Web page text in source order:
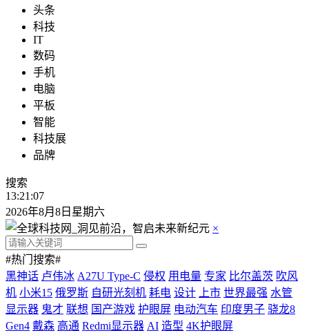
头条
科技
IT
数码
手机
电脑
平板
智能
科技展
品牌
搜索
13:21:08
2026年8月8日星期六
×
#热门搜索#
黑神话 卢伟冰 A27U Type-C 侵权 用电量 专家 比尔盖茨 吹风
机 小米15 俄罗斯 自研光刻机 耗电 设计 上市 世界最强 水管
显示器 鬼才 联想 国产游戏 护眼屏 电动汽车 印度男子 骁龙8
Gen4 戴森 高通 Redmi显示器 AI 造型 4K护眼屏